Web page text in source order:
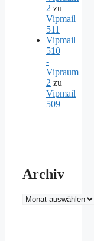
2 zu
Vipmail
511
Vipmail
510
-
Vipraum
2 zu
Vipmail
509
Archiv
Archiv